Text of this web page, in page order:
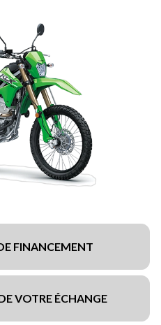
FINANCEMENT
VOTRE ÉCHANGE